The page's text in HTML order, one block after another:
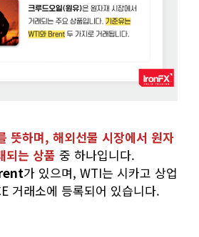
뜻하며, 해외선물 시장에서 원자
되는 상품 중 하나입니다.
가 있으며, WTI는 시카고 상업
거래소에 등록되어 있습니다.